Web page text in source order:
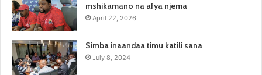
mshikamano na afya njema
April 22, 2026
Simba inaandaa timu katili sana
July 8, 2024